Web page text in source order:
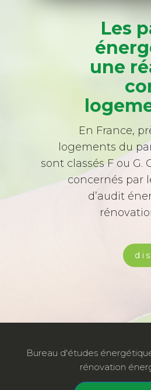
Les
une
En France,
logements du
sont classés F ou G.
concernés par
d’audit
Bureau d'études
rénovation